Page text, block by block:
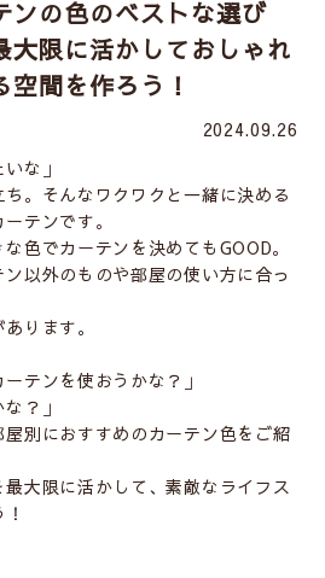
ンの色のベストな選び
大限に活かしておしゃれ
空間を作ろう！
2024.09.26
な 」
。そんなワクワクと一緒に決める
テンです。
色でカーテンを決めてもGOOD。
以外のものや部屋の使い方に合っ
ります。
テンを使おうかな？ 」
？ 」
屋別におすすめのカーテン色をご紹
大限に活かして、素敵なライフス